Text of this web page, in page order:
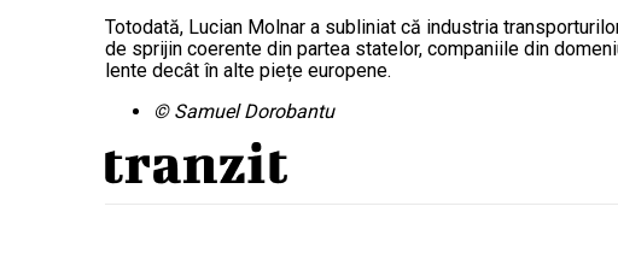
Totodată, Lucian Molnar a subliniat că industria
de sprijin coerente din partea statelor, companiile din
lente decât în alte piețe europene.
© Samuel Dorobantu